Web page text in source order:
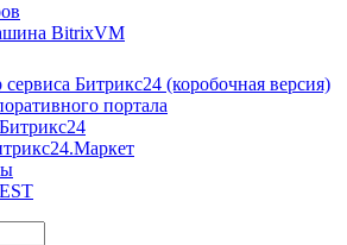
BitrixVM
Битрикс24 (коробочная версия)
портала